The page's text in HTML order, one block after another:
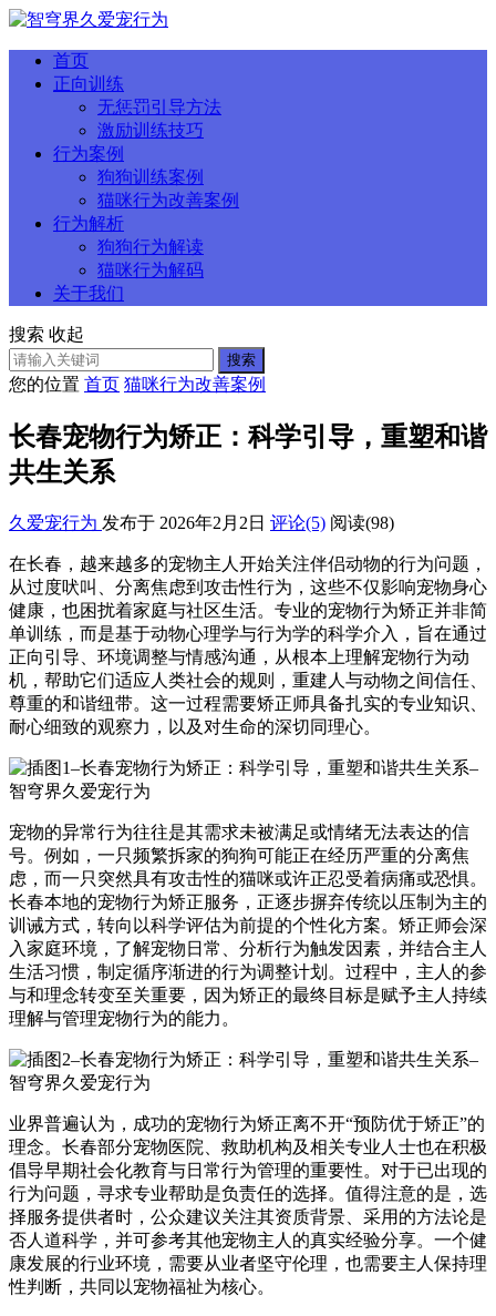
首页
正向训练
无惩罚引导方法
激励训练技巧
行为案例
狗狗训练案例
猫咪行为改善案例
行为解析
狗狗行为解读
猫咪行为解码
关于我们
搜索 收起
搜索
您的位置 首页 猫咪行为改善案例
长春宠物行为矫正：科学引导，重塑和谐
共生关系
久爱宠行为 发布于 2026年2月2日 评论(5) 阅读(98)
在长春，越来越多的宠物主人开始关注伴侣动物的行为问题，
从过度吠叫、分离焦虑到攻击性行为，这些不仅影响宠物身心
健康，也困扰着家庭与社区生活。专业的宠物行为矫正并非简
单训练，而是基于动物心理学与行为学的科学介入，旨在通过
正向引导、环境调整与情感沟通，从根本上理解宠物行为动
机，帮助它们适应人类社会的规则，重建人与动物之间信任、
尊重的和谐纽带。这一过程需要矫正师具备扎实的专业知识、
耐心细致的观察力，以及对生命的深切同理心。
宠物的异常行为往往是其需求未被满足或情绪无法表达的信
号。例如，一只频繁拆家的狗狗可能正在经历严重的分离焦
虑，而一只突然具有攻击性的猫咪或许正忍受着病痛或恐惧。
长春本地的宠物行为矫正服务，正逐步摒弃传统以压制为主的
训诫方式，转向以科学评估为前提的个性化方案。矫正师会深
入家庭环境，了解宠物日常、分析行为触发因素，并结合主人
生活习惯，制定循序渐进的行为调整计划。过程中，主人的参
与和理念转变至关重要，因为矫正的最终目标是赋予主人持续
理解与管理宠物行为的能力。
业界普遍认为，成功的宠物行为矫正离不开“预防优于矫正”的
理念。长春部分宠物医院、救助机构及相关专业人士也在积极
倡导早期社会化教育与日常行为管理的重要性。对于已出现的
行为问题，寻求专业帮助是负责任的选择。值得注意的是，选
择服务提供者时，公众建议关注其资质背景、采用的方法论是
否人道科学，并可参考其他宠物主人的真实经验分享。一个健
康发展的行业环境，需要从业者坚守伦理，也需要主人保持理
性判断，共同以宠物福祉为核心。